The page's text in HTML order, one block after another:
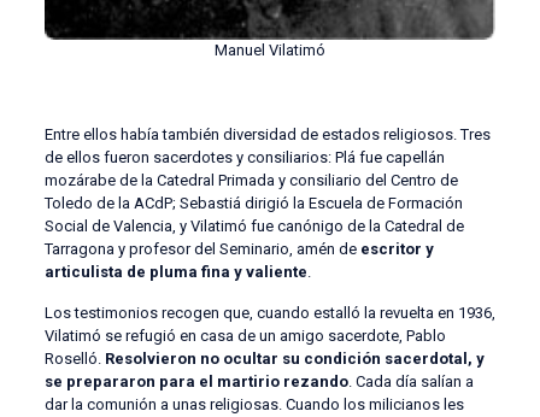
Manuel Vilatimó
Entre ellos había también diversidad de estados religiosos. Tres
de ellos fueron sacerdotes y consiliarios: Plá fue capellán
mozárabe de la Catedral Primada y consiliario del Centro de
Toledo de la ACdP; Sebastiá dirigió la Escuela de Formación
Social de Valencia, y Vilatimó fue canónigo de la Catedral de
Tarragona y profesor del Seminario, amén de escritor y
articulista de pluma fina y valiente.
Los testimonios recogen que, cuando estalló la revuelta en 1936,
Vilatimó se refugió en casa de un amigo sacerdote, Pablo
Roselló. Resolvieron no ocultar su condición sacerdotal, y
se prepararon para el martirio rezando. Cada día salían a
dar la comunión a unas religiosas. Cuando los milicianos les